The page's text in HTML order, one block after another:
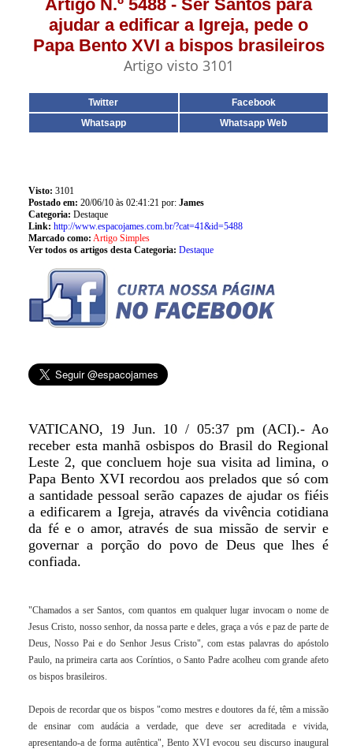
Artigo N.º 5488 - Ser Santos para
ajudar a edificar a Igreja, pede o
Papa Bento XVI a bispos brasileiros
Artigo visto 3101
Twitter
Facebook
Whatsapp
Whatsapp Web
Visto: 3101
Postado em: 20/06/10 às 02:41:21 por: James
Categoria: Destaque
Link: http://www.espacojames.com.br/?cat=41&id=5488
Marcado como: Artigo Simples
Ver todos os artigos desta Categoria: Destaque
VATICANO, 19 Jun. 10 / 05:37 pm (ACI).- Ao
receber esta manhã osbispos do Brasil do Regional
Leste 2, que concluem hoje sua visita ad limina, o
Papa Bento XVI recordou aos prelados que só com
a santidade pessoal serão capazes de ajudar os fiéis
a edificarem a Igreja, através da vivência cotidiana
da fé e o amor, através de sua missão de servir e
governar a porção do povo de Deus que lhes é
confiada.
"Chamados a ser Santos, com quantos em qualquer lugar invocam o nome de
Jesus Cristo, nosso senhor, da nossa parte e deles, graça a vós e paz de parte de
Deus, Nosso Pai e do Senhor Jesus Cristo", com estas palavras do apóstolo
Paulo, na primeira carta aos Coríntios, o Santo Padre acolheu com grande afeto
os bispos brasileiros.
Depois de recordar que os bispos "como mestres e doutores da fé, têm a missão
de ensinar com audácia a verdade, que deve ser acreditada e vivida,
apresentando-a de forma autêntica", Bento XVI evocou seu discurso inaugural